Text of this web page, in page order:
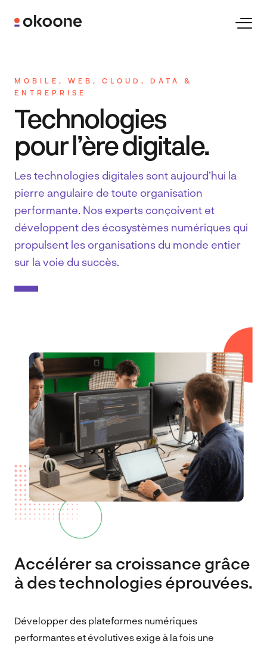
Industries
Clients
Carrières
Contact
EN
MOBILE, WEB, CLOUD, DATA &
ENTREPRISE
Technologies
pour l’ère digitale.
Les technologies digitales sont aujourd’hui la
pierre angulaire de toute organisation
performante. Nos experts conçoivent et
développent des écosystèmes numériques qui
propulsent les organisations du monde entier
sur la voie du succès.
Accélérer sa croissance grâce
à des technologies éprouvées.
Développer des plateformes numériques
performantes et évolutives exige à la fois une